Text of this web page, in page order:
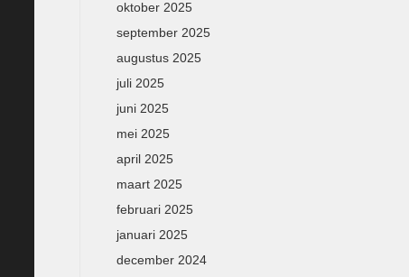
oktober 2025
september 2025
augustus 2025
juli 2025
juni 2025
mei 2025
april 2025
maart 2025
februari 2025
januari 2025
december 2024